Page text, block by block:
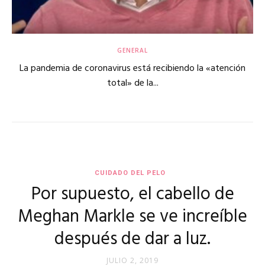
GENERAL
La pandemia de coronavirus está recibiendo la «atención
total» de la...
CUIDADO DEL PELO
Por supuesto, el cabello de
Meghan Markle se ve increíble
después de dar a luz.
JULIO 2, 2019